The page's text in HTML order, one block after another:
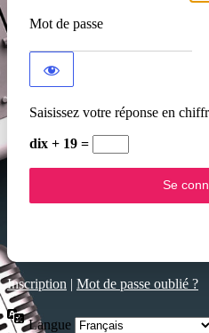
Mot de passe
Saisissez votre réponse en
dix + 19 =
Inscription | Mot de passe oublié ?
Langue